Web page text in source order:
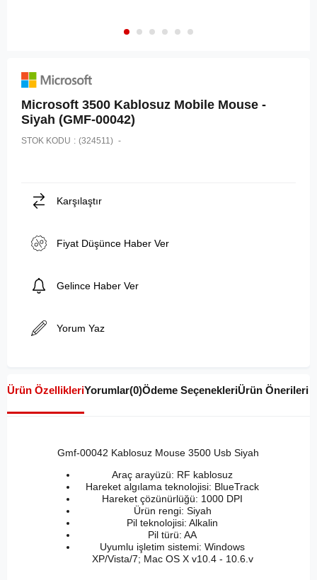
Microsoft 3500 Kablosuz Mobile Mouse -
Siyah (GMF-00042)
STOK KODU (324511)
Karşılaştır
Fiyat Düşünce Haber Ver
Gelince Haber Ver
Yorum Yaz
Ürün ÖzellikleriYorumlar(0)Ödeme SeçenekleriÜrün Önerileri
Gmf-00042 Kablosuz Mouse 3500 Usb Siyah
Araç arayüzü: RF kablosuz
Hareket algılama teknolojisi: BlueTrack
Hareket çözünürlüğü: 1000 DPI
Ürün rengi: Siyah
Pil teknolojisi: Alkalin
Pil türü: AA
Uyumlu işletim sistemi: Windows
XP/Vista/7; Mac OS X v10.4 - 10.6.v